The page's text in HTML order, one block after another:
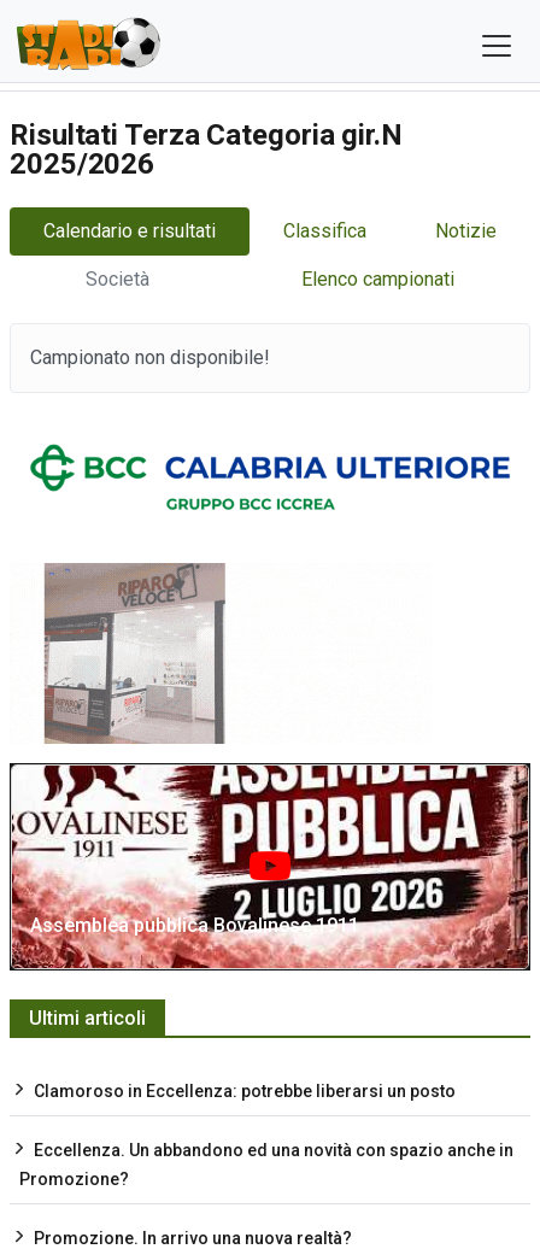
Risultati Terza Categoria gir.N
2025/2026
Calendario e risultati Classifica Notizie
Società Elenco campionati
Campionato non disponibile!
Assemblea pubblica Bovalinese 1911
Ultimi articoli
Clamoroso in Eccellenza: potrebbe liberarsi un posto
Eccellenza. Un abbandono ed una novità con spazio anche in
Promozione?
Promozione. In arrivo una nuova realtà?